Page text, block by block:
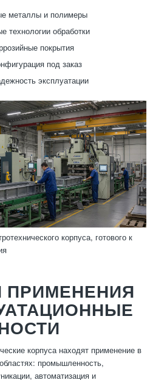
металлы и полимеры
технологии обработки
покрытия
под заказ
эксплуатации
корпуса, готового к
ПРИМЕНЕНИЯ
корпуса находят применение в
промышленность,
автоматизация и